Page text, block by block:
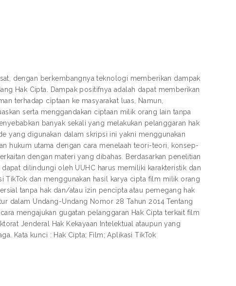
dengan berkembangnya teknologi memberikan dampak
Hak Cipta. Dampak positifnya adalah dapat memberikan
terhadap ciptaan ke masyarakat luas, Namun,
serta menggandakan ciptaan milik orang lain tanpa
banyak sekali yang melakukan pelanggaran hak
yang digunakan dalam skripsi ini yakni menggunakan
hukum utama dengan cara menelaah teori-teori, konsep-
dengan materi yang dibahas. Berdasarkan penelitian
dilindungi oleh UUHC harus memiliki karakteristik dan
TikTok dan menggunakan hasil karya cipta film milik orang
tanpa hak dan/atau izin pencipta atau pemegang hak
dalam Undang-Undang Nomor 28 Tahun 2014 Tentang
mengajukan gugatan pelanggaran Hak Cipta terkait film
Jenderal Hak Kekayaan Intelektual ataupun yang
Kata kunci : Hak Cipta; Film; Aplikasi TikTok